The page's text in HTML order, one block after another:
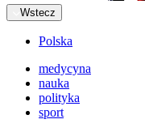
Wstecz
Polska
medycyna
nauka
polityka
sport